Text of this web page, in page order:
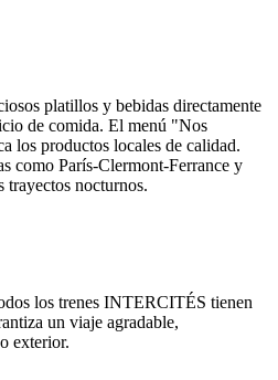
platillos y bebidas directamente
de comida. El menú "Nos
los productos locales de calidad.
como París-Clermont-Ferrance y
trayectos nocturnos.
los trenes INTERCITÉS tienen
un viaje agradable,
exterior.